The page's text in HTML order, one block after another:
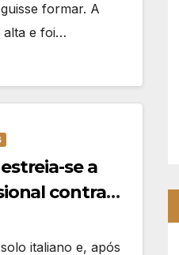
formar. A
alta e foi…
se a
contra
italiano e, após